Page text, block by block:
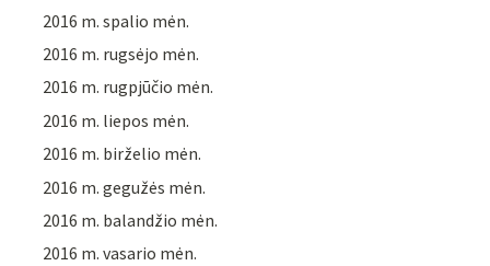
2016 m. spalio mėn.
2016 m. rugsėjo mėn.
2016 m. rugpjūčio mėn.
2016 m. liepos mėn.
2016 m. birželio mėn.
2016 m. gegužės mėn.
2016 m. balandžio mėn.
2016 m. vasario mėn.